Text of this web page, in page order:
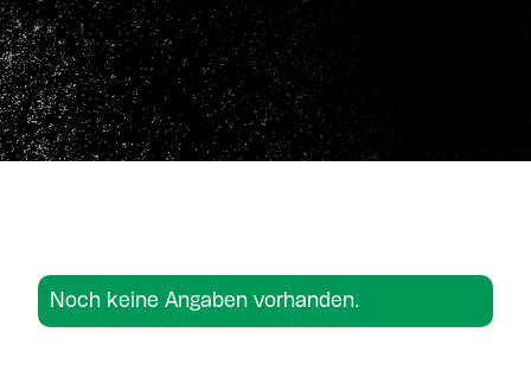
Noch keine Angaben vorhanden.